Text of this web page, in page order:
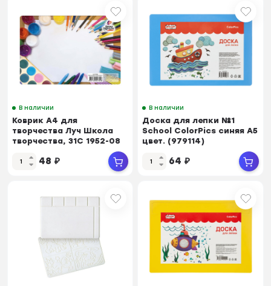
В наличии
Коврик А4 для
творчества Луч Школа
творчества, 31С 1952-08
48 ₽
В наличии
Доска для лепки №1
School ColorPics синяя А5
цвет. (979114)
64 ₽